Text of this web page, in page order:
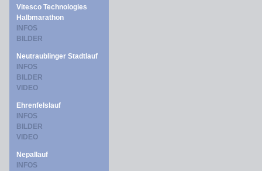
Vitesco Technologies
Halbmarathon
INFOS
BILDER
Neutraublinger Stadtlauf
INFOS
BILDER
VIDEO
Ehrenfelslauf
INFOS
BILDER
VIDEO
Nepallauf
INFOS